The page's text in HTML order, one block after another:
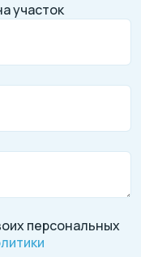
участок
персональных